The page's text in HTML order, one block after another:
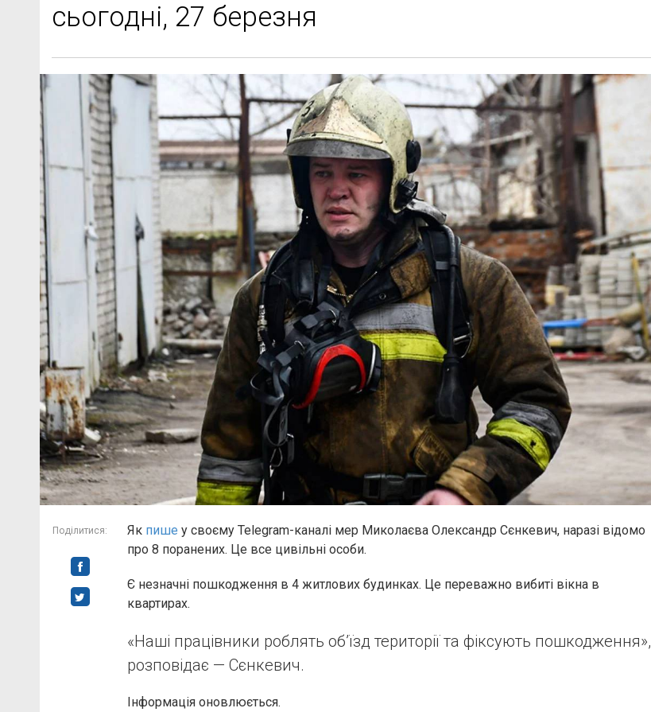
сьогодні, 27 березня
Поділитися: Як пише у своєму Telegram-каналі мер Миколаєва Олександр Сєнкевич, наразі відомо
про 8 поранених. Це все цивільні особи.
Є незначні пошкодження в 4 житлових будинках. Це переважно вибиті вікна в
квартирах.
«Наші працівники роблять обʼїзд території та фіксують пошкодження»,
розповідає — Сєнкевич.
Інформація оновлюється.